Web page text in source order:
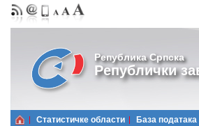
Република Српска
Републички
Статистичке области Базa података